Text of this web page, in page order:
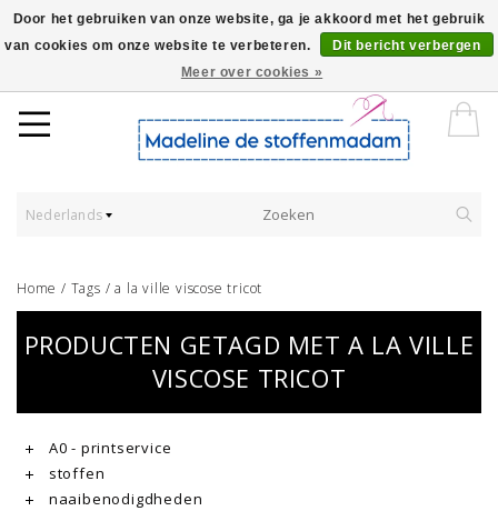
Worldwide Shipping - Onze stoffen worden verkocht per 10 cm.
Nederlands
Home / Tags /a la ville viscose tricot
PRODUCTEN GETAGD MET A LA VILLE
VISCOSE TRICOT
A0 - printservice
stoffen
naaibenodigdheden
Door het gebruiken van onze website, ga je akkoord met het gebruik
van cookies om onze website te verbeteren.
Dit bericht verbergen
Meer over cookies »